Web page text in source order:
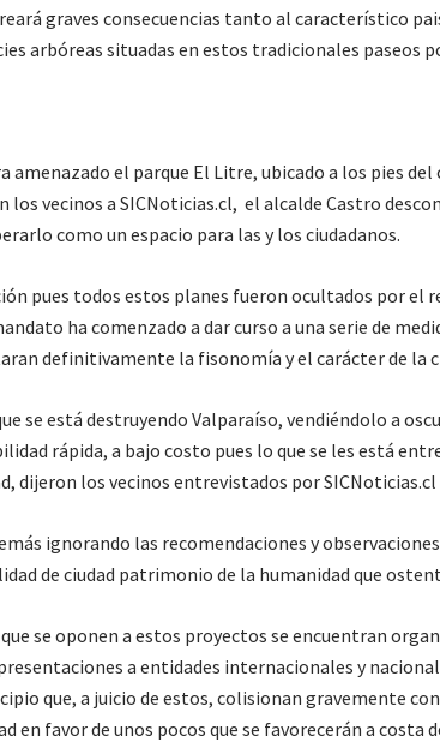
graves consecuencias tanto al característico
arbóreas situadas en estos tradicionales paseos
amenazado el parque El Litre, ubicado a los pies
los vecinos a SICNoticias.cl, el alcalde Castro
como un espacio para las y los ciudadanos.
pues todos estos planes fueron ocultados por el
ha comenzado a dar curso a una serie de
definitivamente la fisonomía y el carácter de la
se está destruyendo Valparaíso, vendiéndolo a
rápida, a bajo costo pues lo que se les está
dijeron los vecinos entrevistados por SICNoticias.cl
ignorando las recomendaciones y
de ciudad patrimonio de la humanidad que
se oponen a estos proyectos se encuentran
a entidades internacionales y
que, a juicio de estos, colisionan gravemente
en favor de unos pocos que se favorecerán a costa